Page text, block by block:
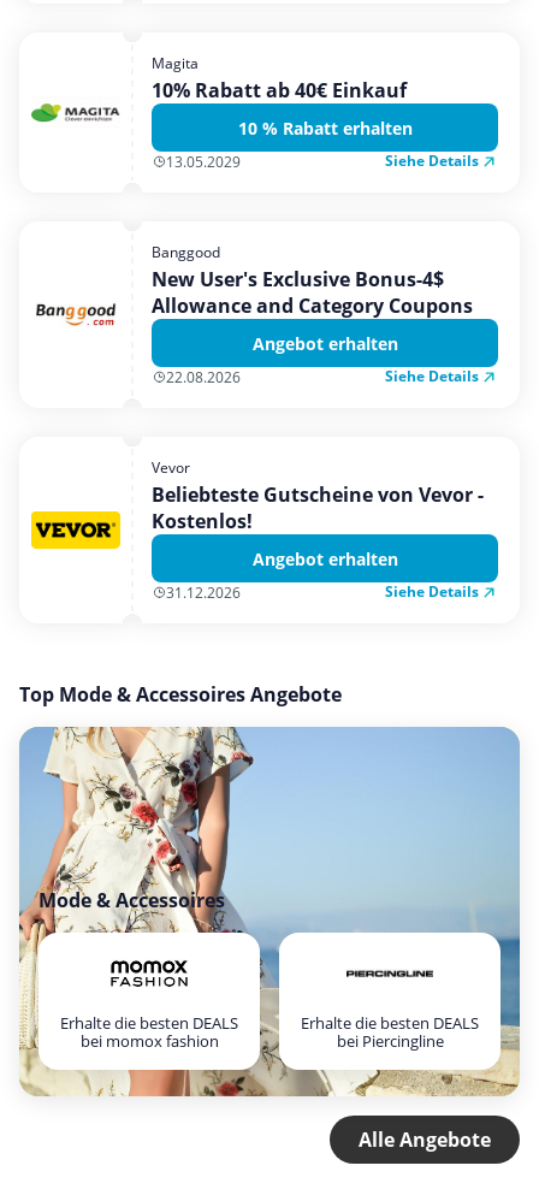
Magita
10% Rabatt ab 40€ Einkauf
10 % Rabatt erhalten
13.05.2029 Siehe Details
Banggood
New User's Exclusive Bonus-4$
Allowance and Category Coupons
Angebot erhalten
22.08.2026 Siehe Details
Vevor
Beliebteste Gutscheine von Vevor -
Kostenlos!
Angebot erhalten
31.12.2026 Siehe Details
Top Mode & Accessoires Angebote
Mode & Accessoires
Erhalte die besten DEALS
bei momox fashion
Erhalte die besten DEALS
bei Piercingline
Alle Angebote